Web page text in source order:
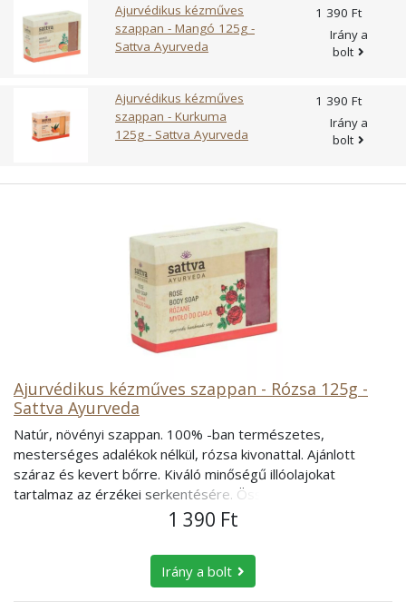
Ajurvédikus kézműves
szappan - Mangó 125g -
Sattva Ayurveda
1 390 Ft
Irány a
bolt
Ajurvédikus kézműves
szappan - Kurkuma
125g - Sattva Ayurveda
1 390 Ft
Irány a
bolt
Ajurvédikus kézműves szappan - Rózsa 125g -
Sattva Ayurveda
Natúr, növényi szappan. 100% -ban természetes,
mesterséges adalékok nélkül, rózsa kivonattal. Ajánlott
száraz és kevert bőrre. Kiváló minőségű illóolajokat
tartalmaz az érzékei serkentésére. Összetétel: víz, nátrium-
lauril-szarkozinát, sztearinsav, nátrium-hidroxid, glicerin,
kivonat, édeskömény, buzérgyökér .
1 390 Ft
Irány a bolt